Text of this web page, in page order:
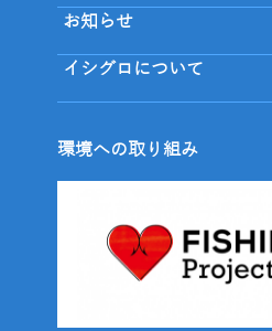
お知らせ
イシグロについて
環境への取り組み